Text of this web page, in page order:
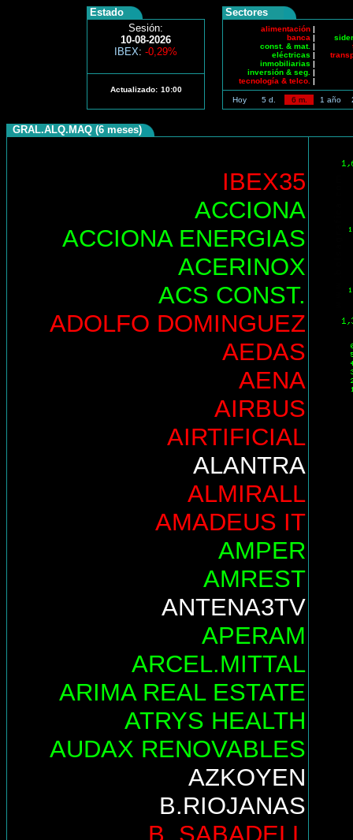
Estado
Sesión:
10-08-2026
IBEX: -0,29%
Actualizado: 10:00
Sectores
alimentación |
banca |
const. & mat. |
eléctricas |
inmobiliarias |
inversión & seg. |
tecnología & telco. |
Hoy 5 d. 6 m. 1 año
GRAL.ALQ.MAQ (6 meses)
IBEX35
ACCIONA
ACCIONA ENERGIAS
ACERINOX
ACS CONST.
ADOLFO DOMINGUEZ
AEDAS
AENA
AIRBUS
AIRTIFICIAL
ALANTRA
ALMIRALL
AMADEUS IT
AMPER
AMREST
ANTENA3TV
APERAM
ARCEL.MITTAL
ARIMA REAL ESTATE
ATRYS HEALTH
AUDAX RENOVABLES
AZKOYEN
B.RIOJANAS
B. SABADELL